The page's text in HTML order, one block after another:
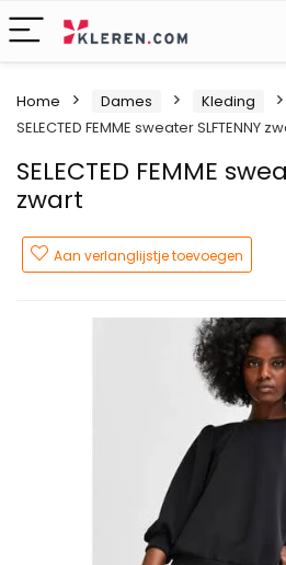
Home Dames Kleding
SELECTED FEMME sweater SLFTENNY
SELECTED FEMME
zwart
Aan verlanglijstje toevoegen